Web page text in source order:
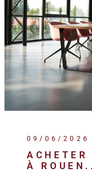
09/06/2026
ACHETER
À